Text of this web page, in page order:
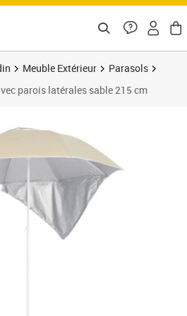
Meuble Extérieur
Parasols
parois latérales sable 215 cm